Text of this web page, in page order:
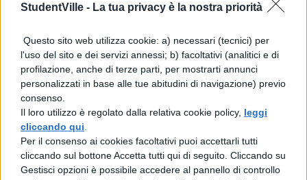
StudentVille - La tua privacy è la nostra priorità
Questo sito web utilizza cookie: a) necessari (tecnici) per
l'uso del sito e dei servizi annessi; b) facoltativi (analitici e di
profilazione, anche di terze parti, per mostrarti annunci
personalizzati in base alle tue abitudini di navigazione) previo
consenso.
Il loro utilizzo è regolato dalla relativa cookie policy, leggi
cliccando qui
Per il consenso ai cookies facoltativi puoi accettarli tutti
cliccando sul bottone Accetta tutti qui di seguito. Cliccando su
Gestisci opzioni è possibile accedere al pannello di controllo
LaWarner Bros ha intanto annunciato che
il tanto atteso"Harry Potter e il Principe
Mezzosangue", la cui uscita era prevista
originariamente per il 21 novembre
2008, sarà nelle sale a partire dal
2009. Sembra che la decisione sia stata
dettata da precise strategie di vendita: la
Warner avrebbe scelto di posticipare la